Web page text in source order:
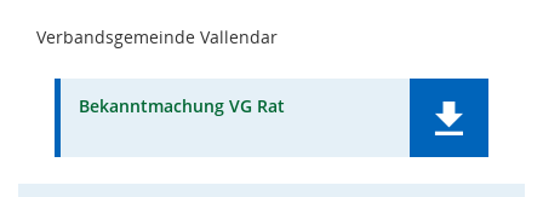
Verbandsgemeinde Vallendar
Bekanntmachung VG Rat